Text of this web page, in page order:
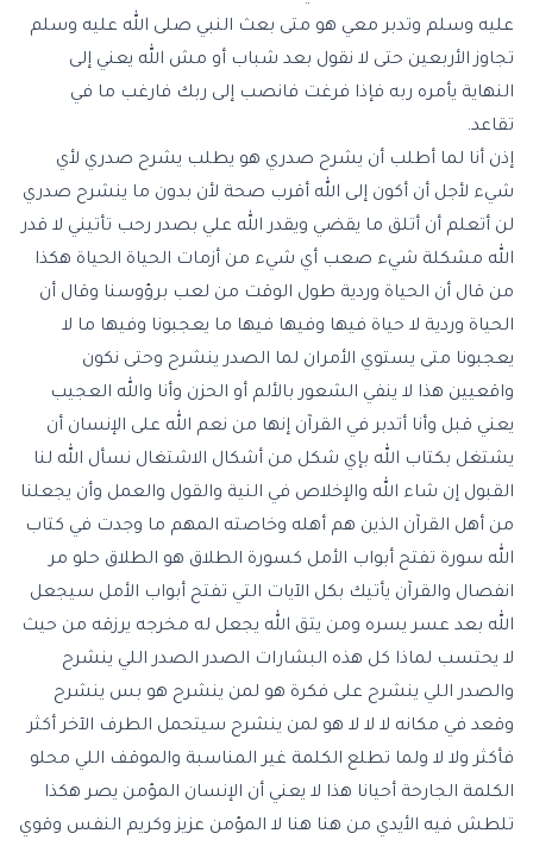
عليه وسلم وتدبر معي هو متى بعث النبي صلى الله عليه وسلم
تجاوز الأربعين حتى لا نقول بعد شباب أو مش الله يعني إلى
النهاية يأمره ربه فإذا فرغت فانصب إلى ربك فارغب ما في
تقاعد.
إذن أنا لما أطلب أن يشرح صدري هو يطلب يشرح صدري لأي
شيء لأجل أن أكون إلى الله أقرب صحة لأن بدون ما ينشرح صدري
لن أتعلم أن أتلق ما يقضي ويقدر الله علي بصدر رحب تأتيني لا قدر
الله مشكلة شيء صعب أي شيء من أزمات الحياة الحياة هكذا
من قال أن الحياة وردية طول الوقت من لعب برؤوسنا وقال أن
الحياة وردية لا حياة فيها وفيها فيها ما يعجبونا وفيها ما لا
يعجبونا متى يستوي الأمران لما الصدر ينشرح وحتى نكون
واقعيين هذا لا ينفي الشعور بالألم أو الحزن وأنا والله العجيب
يعني قبل وأنا أتدبر في القرآن إنها من نعم الله على الإنسان أن
يشتغل بكتاب الله بإي شكل من أشكال الاشتغال نسأل الله لنا
القبول إن شاء الله والإخلاص في النية والقول والعمل وأن يجعلنا
من أهل القرآن الذين هم أهله وخاصته المهم ما وجدت في كتاب
الله سورة تفتح أبواب الأمل كسورة الطلاق هو الطلاق حلو مر
انفصال والقرآن يأتيك بكل الآيات التي تفتح أبواب الأمل سيجعل
الله بعد عسر يسره ومن يتق الله يجعل له مخرجه يرزقه من حيث
لا يحتسب لماذا كل هذه البشارات الصدر الصدر اللي ينشرح
والصدر اللي ينشرح على فكرة هو لمن ينشرح هو بس ينشرح
وقعد في مكانه لا لا لا هو لمن ينشرح سيتحمل الطرف الآخر أكثر
فأكثر ولا لا ولما تطلع الكلمة غير المناسبة والموقف اللي محلو
الكلمة الجارحة أحيانا هذا لا يعني أن الإنسان المؤمن يصر هكذا
تلطش فيه الأيدي من هنا هنا لا المؤمن عزيز وكريم النفس وقوي